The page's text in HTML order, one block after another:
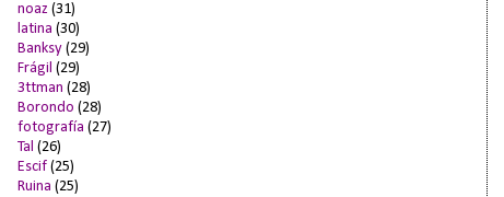
noaz (31)
latina (30)
Banksy (29)
Frágil (29)
3ttman (28)
Borondo (28)
fotografía (27)
Tal (26)
Escif (25)
Ruina (25)